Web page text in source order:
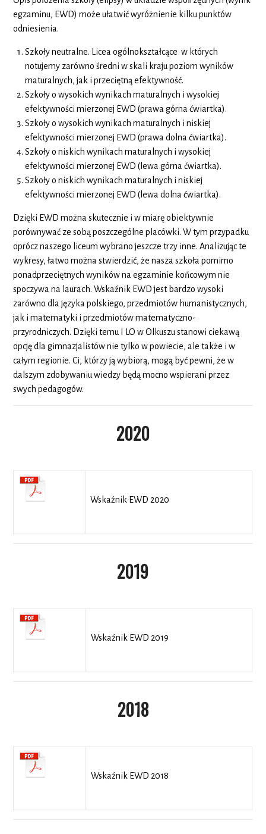
egzaminu, EWD) może ułatwić wyróżnienie kilku punktów
odniesienia.
Szkoły neutralne. Licea ogólnokształcące w których
notujemy zarówno średni w skali kraju poziom wyników
maturalnych, jak i przeciętną efektywność.
Szkoły o wysokich wynikach maturalnych i wysokiej
efektywności mierzonej EWD (prawa górna ćwiartka).
Szkoły o wysokich wynikach maturalnych i niskiej
efektywności mierzonej EWD (prawa dolna ćwiartka).
Szkoły o niskich wynikach maturalnych i wysokiej
efektywności mierzonej EWD (lewa górna ćwiartka).
Szkoły o niskich wynikach maturalnych i niskiej
efektywności mierzonej EWD (lewa dolna ćwiartka).
Dzięki EWD można skutecznie i w miarę obiektywnie
porównywać ze sobą poszczególne placówki. W tym przypadku
oprócz naszego liceum wybrano jeszcze trzy inne. Analizując te
wykresy, łatwo można stwierdzić, że nasza szkoła pomimo
ponadprzeciętnych wyników na egzaminie końcowym nie
spoczywa na laurach. Wskaźnik EWD jest bardzo wysoki
zarówno dla języka polskiego, przedmiotów humanistycznych,
jak i matematyki i przedmiotów matematyczno-
przyrodniczych. Dzięki temu I LO w Olkuszu stanowi ciekawą
opcję dla gimnazjalistów nie tylko w powiecie, ale także i w
całym regionie. Ci, którzy ją wybiorą, mogą być pewni, że w
dalszym zdobywaniu wiedzy będą mocno wspierani przez
swych pedagogów.
2020
Wskaźnik EWD 2020
2019
Wskaźnik EWD 2019
2018
Wskaźnik EWD 2018